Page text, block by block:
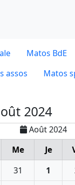
Matos BdE
assos
Matos
2024
Août 2024
Me Je
31 1